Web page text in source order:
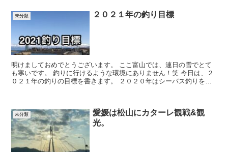
未分類 ２０２１年の釣り目標
明けましておめでとうございます。 ここ富山では、連日の雪でとて
も寒いです。 釣りに行けるような環境にありません！笑 今日は、２
０２１年の釣りの目標を書きます。 ２０２０年はシーバス釣りを始
未分類
愛媛は松山にカターレ観戦&観
光。